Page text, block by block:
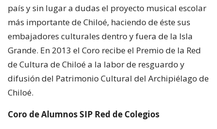
país y sin lugar a dudas el proyecto musical escolar
más importante de Chiloé, haciendo de éste sus
embajadores culturales dentro y fuera de la Isla
Grande. En 2013 el Coro recibe el Premio de la Red
de Cultura de Chiloé a la labor de resguardo y
difusión del Patrimonio Cultural del Archipiélago de
Chiloé.
Coro de Alumnos SIP Red de Colegios